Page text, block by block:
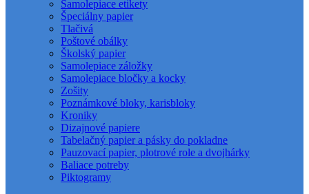
Samolepiace etikety
Špeciálny papier
Tlačivá
Poštové obálky
Školský papier
Samolepiace záložky
Samolepiace bločky a kocky
Zošity
Poznámkové bloky, karisbloky
Kroniky
Dizajnové papiere
Tabelačný papier a pásky do pokladne
Pauzovací papier, plotrové role a dvojhárky
Baliace potreby
Piktogramy